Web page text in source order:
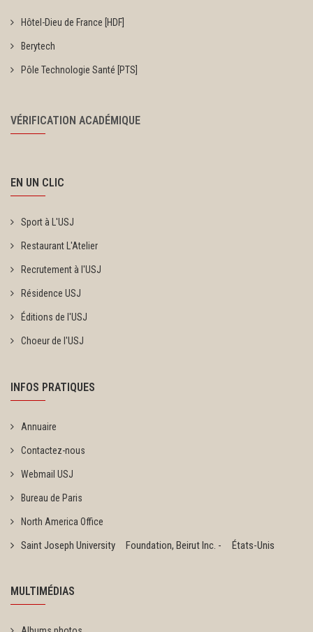
Hôtel-Dieu de France [HDF]
Berytech
Pôle Technologie Santé [PTS]
VÉRIFICATION ACADÉMIQUE
EN UN CLIC
Sport à L'USJ
Restaurant L'Atelier
Recrutement à l'USJ
Résidence USJ
Éditions de l'USJ
Choeur de l'USJ
INFOS PRATIQUES
Annuaire
Contactez-nous
Webmail USJ
Bureau de Paris
North America Office
Saint Joseph University Foundation, Beirut Inc. - États-Unis
MULTIMÉDIAS